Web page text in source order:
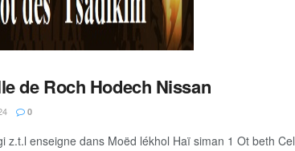
de Roch Hodech Nissan
0
z.t.l enseigne dans Moëd lékhol Haï siman 1 Ot beth